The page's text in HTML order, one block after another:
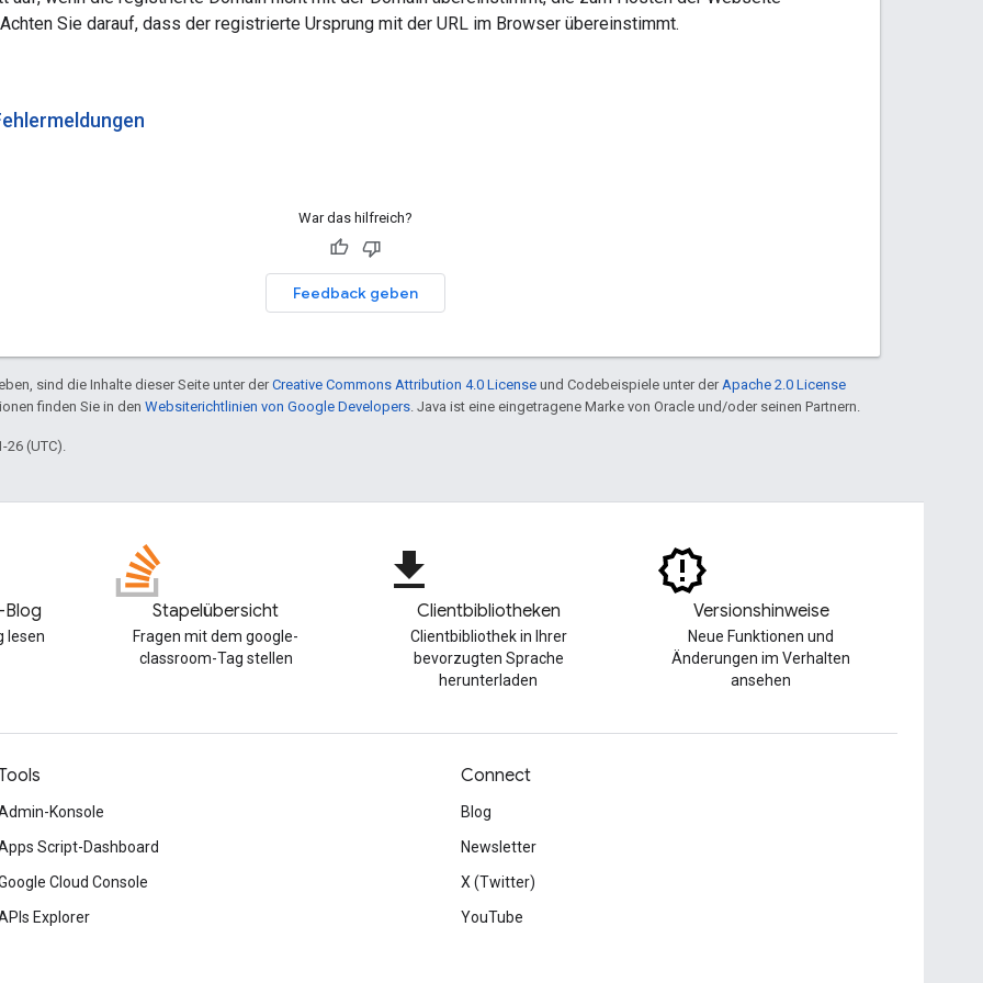
Achten Sie darauf, dass der registrierte Ursprung mit der URL im Browser übereinstimmt.
War das hilfreich?
Feedback geben
sind die Inhalte dieser Seite unter derCreative Commons Attribution 4.0 License und Codebeispiele unter der Apache 2.0 License
finden Sie in den Websiterichtlinien von Google Developers . Java ist eine eingetragene Marke von Oracle und/oder seinen Partnern.
26 (UTC).
Blog
lesen
Stapelübersicht
Fragen mit dem google-
classroom-Tag stellen
file_download
Clientbibliotheken
Clientbibliothek in Ihrer
bevorzugten Sprache
herunterladen
Versionshinweise
Neue Funktionen und
Änderungen im Verhalten
ansehen
Konsole
Script-Dashboard
Cloud Console
Explorer
Connect
Blog
Newsletter
X (Twitter)
YouTube